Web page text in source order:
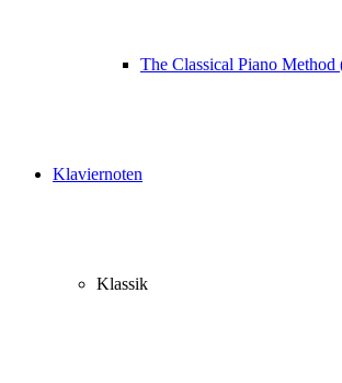
The Classical Piano Method
Klaviernoten
Klassik